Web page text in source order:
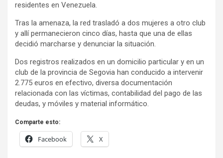
residentes en Venezuela.
Tras la amenaza, la red trasladó a dos mujeres a otro club
y allí permanecieron cinco días, hasta que una de ellas
decidió marcharse y denunciar la situación.
Dos registros realizados en un domicilio particular y en un
club de la provincia de Segovia han conducido a intervenir
2.775 euros en efectivo, diversa documentación
relacionada con las víctimas, contabilidad del pago de las
deudas, y móviles y material informático.
Comparte esto:
Facebook X